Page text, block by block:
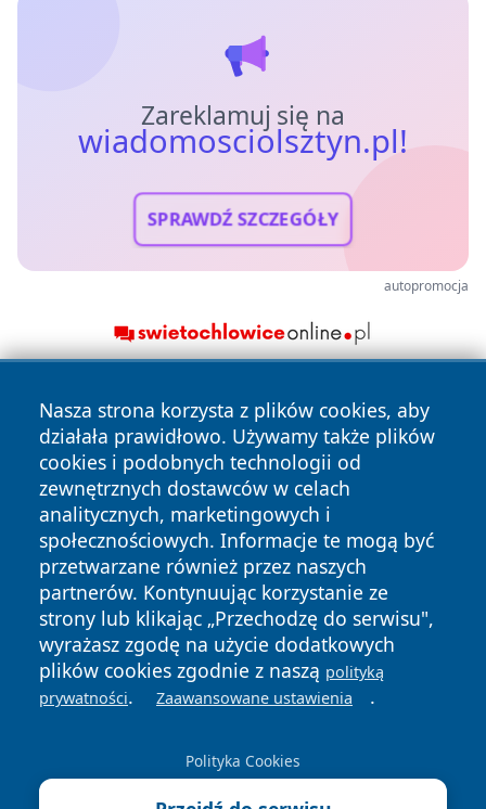
Zareklamuj się na
wiadomosciolsztyn.pl!
SPRAWDŹ SZCZEGÓŁY
autopromocja
Nasza strona korzysta z plików cookies, aby
działała prawidłowo. Używamy także plików
cookies i podobnych technologii od
zewnętrznych dostawców w celach
analitycznych, marketingowych i
społecznościowych. Informacje te mogą być
przetwarzane również przez naszych
partnerów. Kontynuując korzystanie ze
strony lub klikając „Przechodzę do serwisu",
wyrażasz zgodę na użycie dodatkowych
plików cookies zgodnie z naszą polityką
prywatności. Zaawansowane ustawienia .
Polityka Cookies
Copyright © 2026 wiadomosciolsztyn.pl Wszystkie prawa
zastrzeżone.
News Autorzy
Polityka
Prywatności
Polityka
Cookies